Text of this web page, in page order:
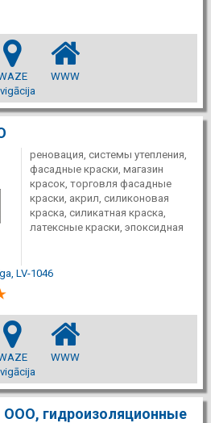
WWW
реновация, системы утепления,
фасадные краски, магазин
красок, торговля фасадные
краски, акрил, силиконовая
краска, силикатная краска,
латексные краски, эпоксидная
LV-1046
WWW
ООО, гидроизоляционные